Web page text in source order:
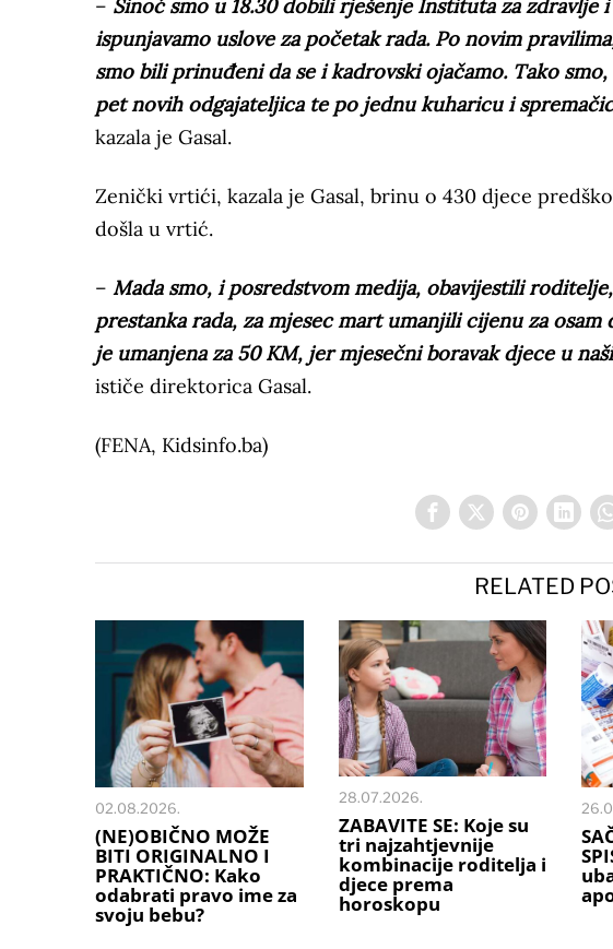
– Sinoć smo u 18.30 dobili rješenje Instituta za zdravlje
ispunjavamo uslove za početak rada. Po novim
smo bili prinuđeni da se i kadrovski ojačamo. Tako
pet novih odgajateljica te po jednu kuharicu i
kazala je Gasal.
Zenički vrtići, kazala je Gasal, brinu o 430 djece
došla u vrtić.
– Mada smo, i posredstvom medija, obavijestili
prestanka rada, za mjesec mart umanjili cijenu za
je umanjena za 50 KM, jer mjesečni boravak djece u
ističe direktorica Gasal.
(FENA, Kidsinfo.ba)
RELATED
02.08.2026.
(NE)OBIČNO MOŽE
BITI ORIGINALNO I
PRAKTIČNO: Kako
odabrati pravo ime za
svoju bebu?
28.07.2026.
ZABAVITE SE: Koje su
tri najzahtjevnije
kombinacije roditelja i
djece prema
horoskopu